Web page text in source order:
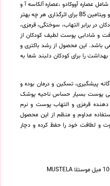
عصاره آووکادو ،عصاره آلکاسه آ و
عصاره روغن آفتابگردان و نیز ویتامین E و ویتامین B5 برای اثرگذاری هر چه بهتر
در برابر التهاب، سوختگی، قرمزی،
و شادابی پوست لطیف کودکان از
باشد. این محصول از رشد باکتری و
بهداشت را برای کودکان دلبند شما به
پیشگیری، تسکین و درمان بوده و
پوست بسیار حساس ناحیه پوشک
قرمزی و التهاب پوست و نرم
مداوم و منظم از این محصول
و لطافت خود را حفظ کرده و دچار